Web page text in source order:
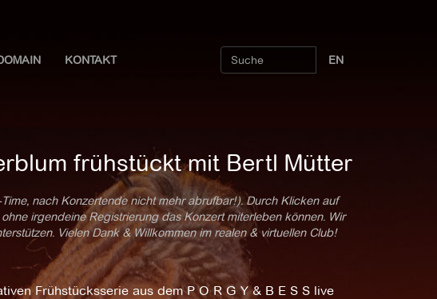
KONTAKT EN
frühstückt mit Bertl Mütter
nach Konzertende nicht mehr abrufbar!). Durch Klicken auf
irgendeine Registrierung das Konzert miterleben können. Wir
Vielen Dank & Willkommen im realen & virtuellen Club!
Frühstücksserie aus dem P O R G Y & B E S S live